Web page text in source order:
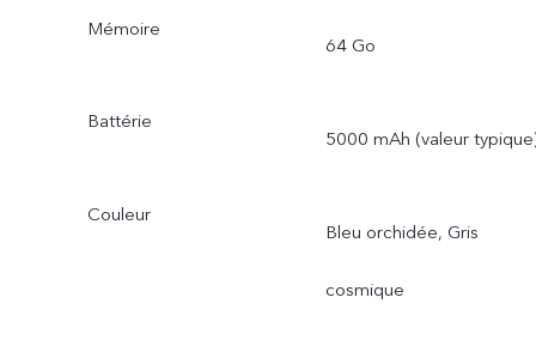
Mémoire
64 Go
Battérie
5000 mAh (valeur
Couleur
Bleu orchidée, Gris
cosmique